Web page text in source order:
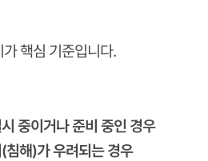
핵심 기준입니다.
중이거나 준비 중인 경우
침해)가 우려되는 경우